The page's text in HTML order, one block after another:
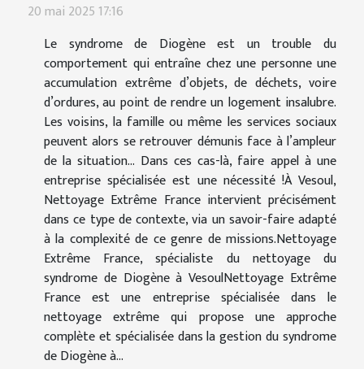
20 mai 2025 17:16
Le syndrome de Diogène est un trouble du
comportement qui entraîne chez une personne une
accumulation extrême d’objets, de déchets, voire
d’ordures, au point de rendre un logement insalubre.
Les voisins, la famille ou même les services sociaux
peuvent alors se retrouver démunis face à l’ampleur
de la situation… Dans ces cas-là, faire appel à une
entreprise spécialisée est une nécessité !À Vesoul,
Nettoyage Extrême France intervient précisément
dans ce type de contexte, via un savoir-faire adapté
à la complexité de ce genre de missions.Nettoyage
Extrême France, spécialiste du nettoyage du
syndrome de Diogène à VesoulNettoyage Extrême
France est une entreprise spécialisée dans le
nettoyage extrême qui propose une approche
complète et spécialisée dans la gestion du syndrome
de Diogène à...